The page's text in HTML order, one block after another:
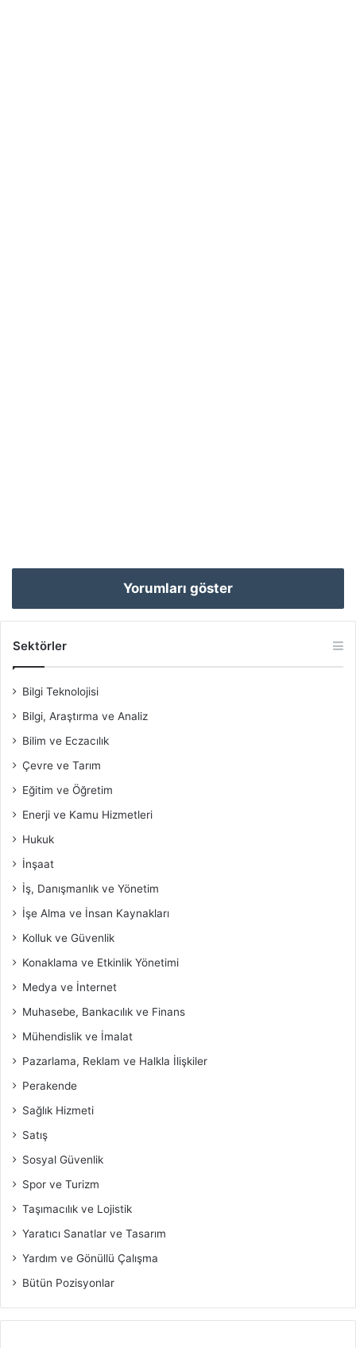
Yorumları göster
Sektörler
Bilgi Teknolojisi
Bilgi, Araştırma ve Analiz
Bilim ve Eczacılık
Çevre ve Tarım
Eğitim ve Öğretim
Enerji ve Kamu Hizmetleri
Hukuk
İnşaat
İş, Danışmanlık ve Yönetim
İşe Alma ve İnsan Kaynakları
Kolluk ve Güvenlik
Konaklama ve Etkinlik Yönetimi
Medya ve İnternet
Muhasebe, Bankacılık ve Finans
Mühendislik ve İmalat
Pazarlama, Reklam ve Halkla İlişkiler
Perakende
Sağlık Hizmeti
Satış
Sosyal Güvenlik
Spor ve Turizm
Taşımacılık ve Lojistik
Yaratıcı Sanatlar ve Tasarım
Yardım ve Gönüllü Çalışma
Bütün Pozisyonlar